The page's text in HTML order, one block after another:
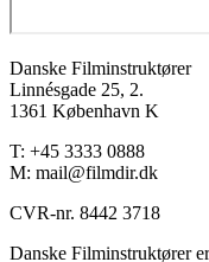
Danske Filminstruktører
Linnésgade 25, 2.
1361 København K
T: +45 3333 0888
M: mail@filmdir.dk
CVR-nr. 8442 3718
Danske Filminstruktører